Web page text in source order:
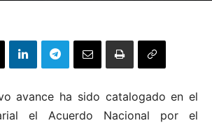
avance ha sido catalogado en el
el Acuerdo Nacional por el